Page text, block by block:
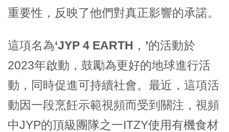
重要性，反映了他們對真正影響的承諾。
這項名為‘JYP 4 EARTH，’的活動於
2023年啟動，鼓勵為更好的地球進行活
動，同時促進可持續社會。最近，這項活
動因一段烹飪示範視頻而受到關注，視頻
中JYP的頂級團隊之一ITZY使用有機食材